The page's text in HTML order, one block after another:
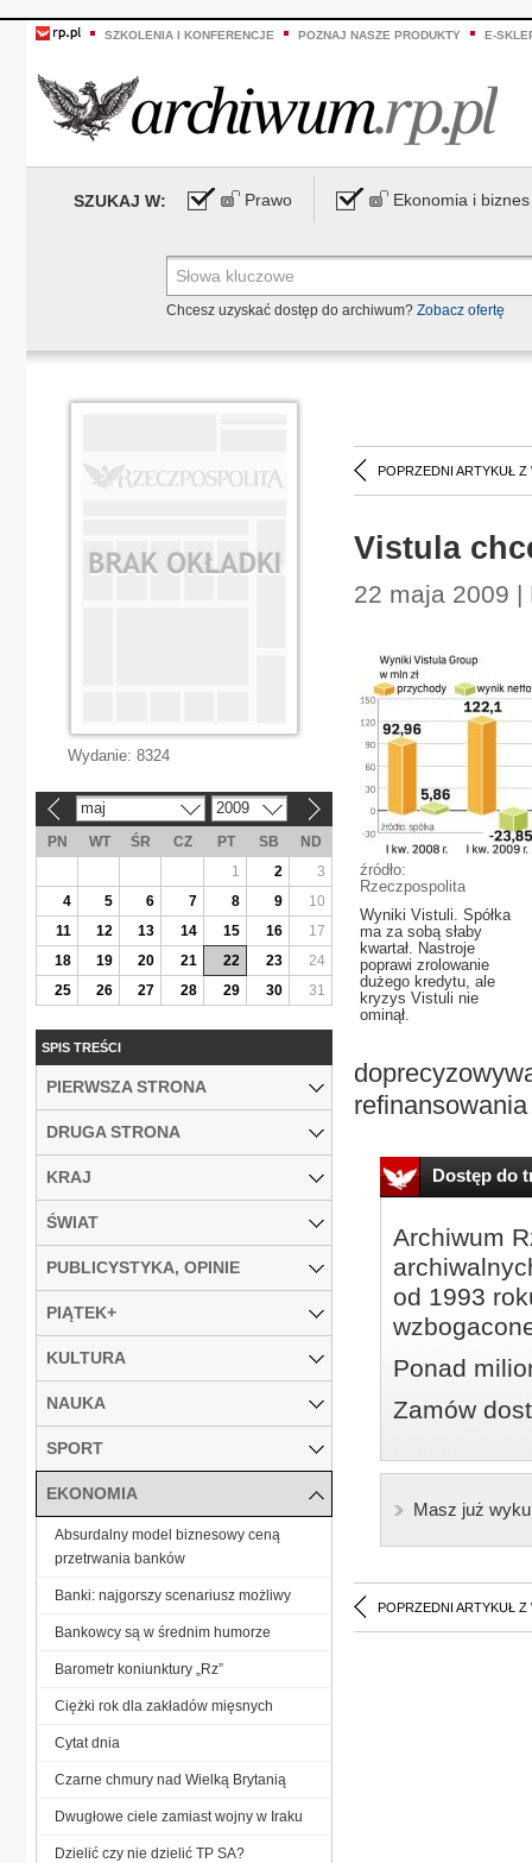
SZKOLENIA I KONFERENCJE POZNAJ NASZE PRODUKTY E-
SZUKAJ W: Prawo Ekonomia i biznes
Chcesz uzyskać dostęp do archiwum? Zobacz ofertę
POPRZEDNI ARTYKUŁ Z
Vistula
22 maja 2009 |
źródło:
Rzeczpospolita
Wyniki Vistuli. Spółka
ma za sobą słaby
kwartał. Nastroje
poprawi zrolowanie
dużego kredytu, ale
kryzys Vistuli nie
ominął.
Dostęp do
Archiwum
od 1993
Ponad
Zamów
Masz już
POPRZEDNI ARTYKUŁ Z
Wydanie: 8324
maj 2009
PN WT ŚR CZ PT SB
ND
1
2
3
4
5 6 7 8 9
10
11
12 13 14 15 16
17
18
19 20 21 22 23
24
25
26 27 28 29 30 31
SPIS TREŚCI
PIERWSZA STRONA
DRUGA STRONA
KRAJ
ŚWIAT
PUBLICYSTYKA, OPINIE
PIĄTEK+
KULTURA
NAUKA
SPORT
EKONOMIA
Absurdalny model biznesowy ceną
przetrwania banków
Banki: najgorszy scenariusz możliwy
Bankowcy są w średnim humorze
Barometr koniunktury „Rz”
Ciężki rok dla zakładów mięsnych
Cytat dnia
Czarne chmury nad Wielką Brytanią
Dwugłowe ciele zamiast wojny w Iraku
Dzielić czy nie dzielić TP SA?